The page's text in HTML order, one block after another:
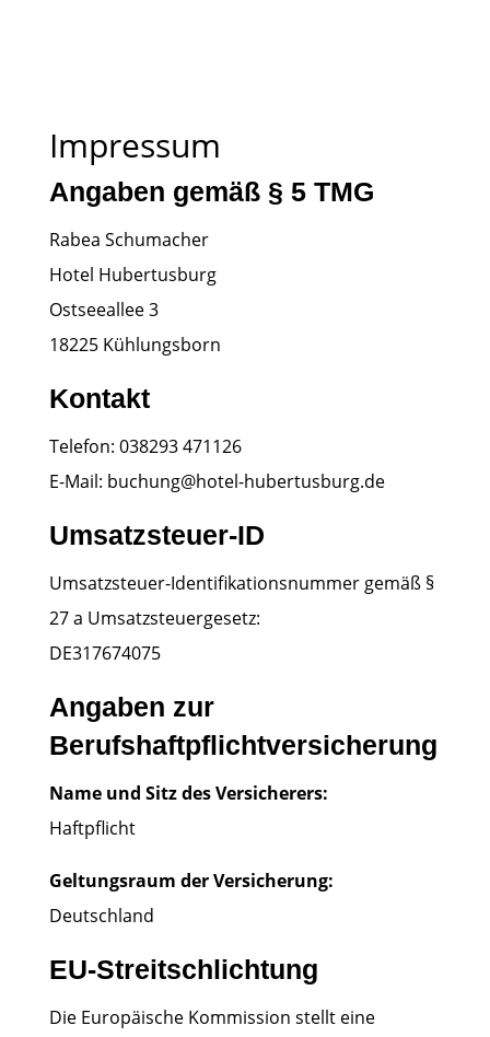
Impressum
Angaben gemäß § 5 TMG
Rabea Schumacher
Hotel Hubertusburg
Ostseeallee 3
18225 Kühlungsborn
Kontakt
Telefon: 038293 471126
E-Mail: buchung@hotel-hubertusburg.de
Umsatzsteuer-ID
Umsatzsteuer-Identifikationsnummer gemäß §
27 a Umsatzsteuergesetz:
DE317674075
Angaben zur
Berufshaftpflichtversicherung
Name und Sitz des Versicherers:
Haftpflicht
Geltungsraum der Versicherung:
Deutschland
EU-Streitschlichtung
Die Europäische Kommission stellt eine